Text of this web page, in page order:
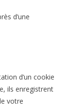
d’une
d’un cookie
ils enregistrent
votre